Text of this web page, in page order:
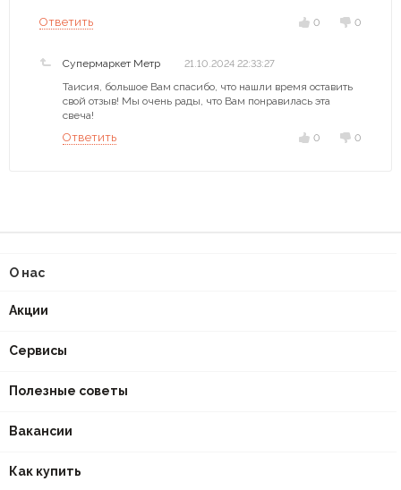
Ответить 0 0
Супермаркет Метр 21.10.2024 22:33:27
Таисия, большое Вам спасибо, что нашли время оставить
свой отзыв! Мы очень рады, что Вам понравилась эта
свеча!
Ответить 0 0
О нас
Акции
Сервисы
Полезные советы
Вакансии
Как купить